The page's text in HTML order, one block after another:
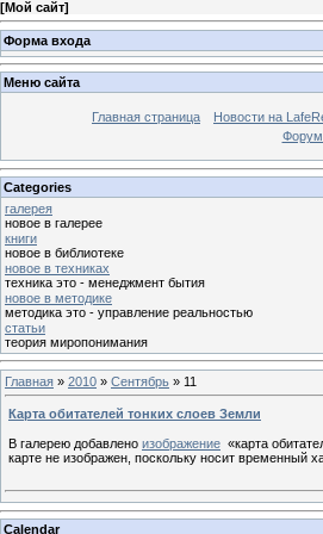
[Мой сайт]
Форма входа
Меню сайта
Главная страница Новости на
Форум
Categories
галерея
новое в галерее
книги
новое в библиотеке
новое в техниках
техника это - менеджмент бытия
новое в методике
методика это - управление реальностью
статьи
теория миропонимания
Главная » 2010 » Сентябрь » 11
Карта обитателей тонких слоев Земли
В галерею добавлено изображение «карта
карте не изображен, поскольку носит временный
Calendar